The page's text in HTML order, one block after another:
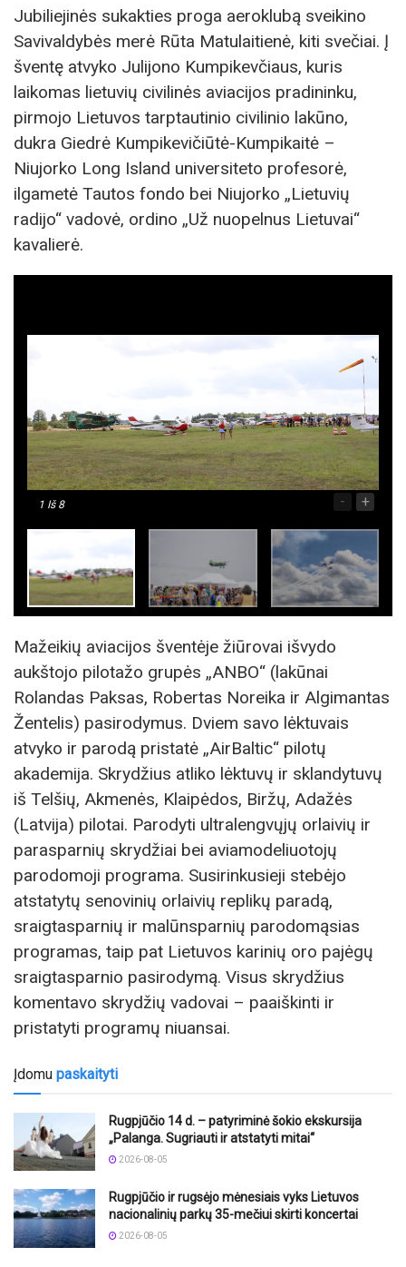
Jubiliejinės sukakties proga aeroklubą sveikino
Savivaldybės merė Rūta Matulaitienė, kiti svečiai. Į
šventę atvyko Julijono Kumpikevčiaus, kuris
laikomas lietuvių civilinės aviacijos pradininku,
pirmojo Lietuvos tarptautinio civilinio lakūno,
dukra Giedrė Kumpikevičiūtė-Kumpikaitė –
Niujorko Long Island universiteto profesorė,
ilgametė Tautos fondo bei Niujorko „Lietuvių
radijo“ vadovė, ordino „Už nuopelnus Lietuvai“
kavalierė.
1 Iš 8 - +
Mažeikių aviacijos šventėje žiūrovai išvydo
aukštojo pilotažo grupės „ANBO“ (lakūnai
Rolandas Paksas, Robertas Noreika ir Algimantas
Žentelis) pasirodymus. Dviem savo lėktuvais
atvyko ir parodą pristatė „AirBaltic“ pilotų
akademija. Skrydžius atliko lėktuvų ir sklandytuvų
iš Telšių, Akmenės, Klaipėdos, Biržų, Adažės
(Latvija) pilotai. Parodyti ultralengvųjų orlaivių ir
parasparnių skrydžiai bei aviamodeliuotojų
parodomoji programa. Susirinkusieji stebėjo
atstatytų senovinių orlaivių replikų paradą,
sraigtasparnių ir malūnsparnių parodomąsias
programas, taip pat Lietuvos karinių oro pajėgų
sraigtasparnio pasirodymą. Visus skrydžius
komentavo skrydžių vadovai – paaiškinti ir
pristatyti programų niuansai.
Įdomu paskaityti
Rugpjūčio 14 d. – patyriminė šokio ekskursija
„Palanga. Sugriauti ir atstatyti mitai“
2026-08-05
Rugpjūčio ir rugsėjo mėnesiais vyks Lietuvos
nacionalinių parkų 35-mečiui skirti koncertai
2026-08-05